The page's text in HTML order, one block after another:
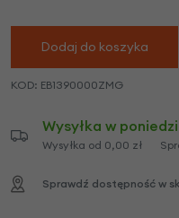
Dodaj do koszyka
KOD: EB1390000ZMG
Wysyłka w
Wysyłka od 0,00 zł
Sprawdź dostępność w